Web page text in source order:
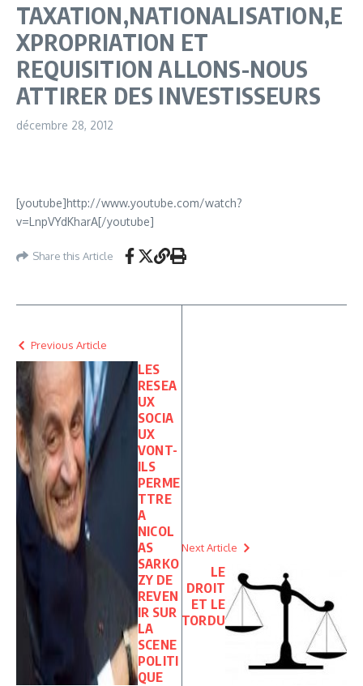
TAXATION,NATIONALISATION,E
XPROPRIATION ET
REQUISITION ALLONS-NOUS
ATTIRER DES INVESTISSEURS
décembre 28, 2012
[youtube]http://www.youtube.com/watch?
v=LnpVYdKharA[/youtube]
Share this Article
Previous Article
LES
RESEA
UX
SOCIA
UX
VONT-
ILS
PERME
TTRE
A
NICOL
AS
SARKO
ZY DE
REVEN
IR SUR
LA
SCENE
POLITI
QUE
Next Article
LE
DROIT
ET LE
TORDU